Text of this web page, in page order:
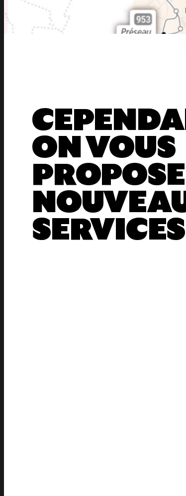
ON VOUS
SERVICES